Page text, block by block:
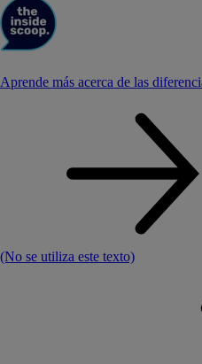
Aprende más acerca de las
(No se utiliza este texto)